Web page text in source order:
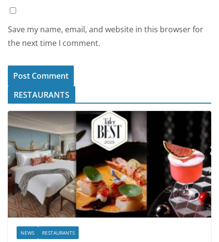
Save my name, email, and website in this browser for
the next time I comment.
RESTAURANTS
NEWS RESTAURANTS